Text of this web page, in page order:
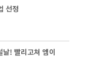
선정
! 빨리고쳐 엠이